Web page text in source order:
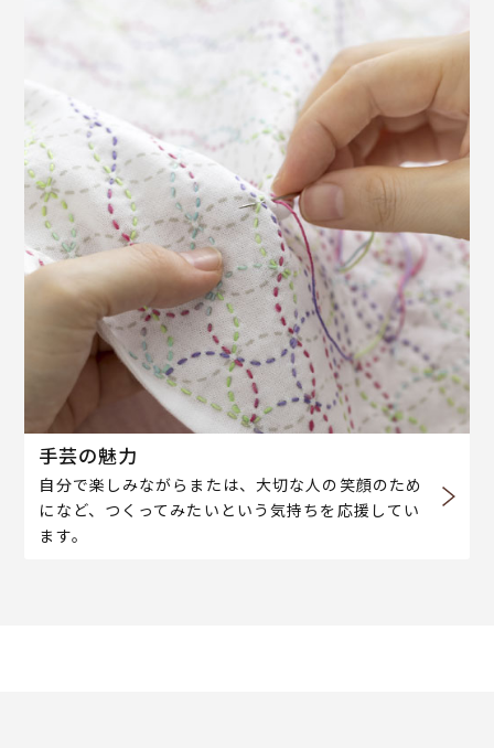
手芸の魅力
自分で楽しみながらまたは、大切な人の笑顔のため
になど、つくってみたいという気持ちを応援してい
ます。